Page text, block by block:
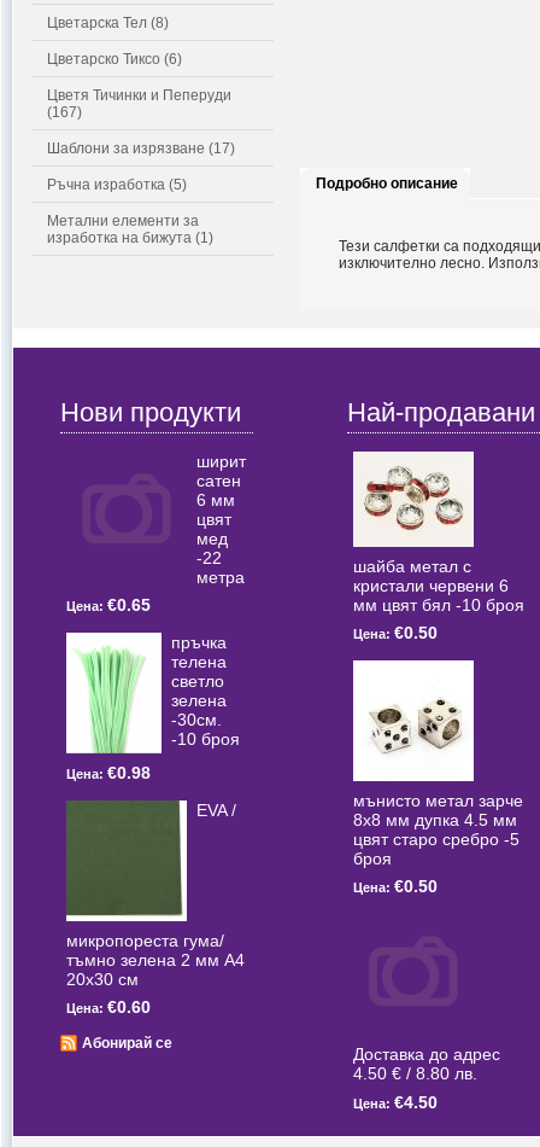
Цветарска Тел (8)
Цветарско Тиксо (6)
Цветя Тичинки и Пеперуди
(167)
Шаблони за изрязване (17)
Ръчна изработка (5)
Метални елементи за
изработка на бижута (1)
Подробно описание
Тези салфетки са
изключително лесно.
Нови продукти
ширит
сатен
6 мм
цвят
мед
-22
метра
Цена: €0.65
пръчка
телена
светлo
зелена
-30см.
-10 броя
Цена: €0.98
EVA /
микропореста гума/
тъмно зелена 2 мм А4
20x30 см
Цена: €0.60
Абонирай се
Най-продавани
шайба метал с
кристали червени 6
мм цвят бял -10 броя
Цена: €0.50
мънисто метал зарче
8x8 мм дупка 4.5 мм
цвят старо сребро -5
броя
Цена: €0.50
Доставка до адрес
4.50 € / 8.80 лв.
Цена: €4.50